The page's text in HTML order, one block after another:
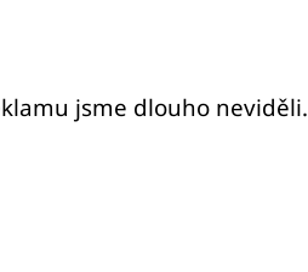
jsme dlouho neviděli.